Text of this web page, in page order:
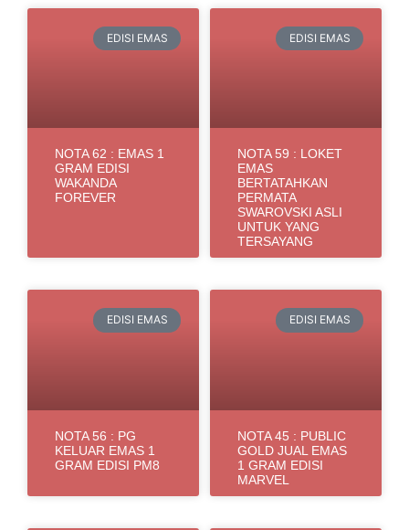
EDISI EMAS
NOTA 62 : EMAS 1
GRAM EDISI
WAKANDA
FOREVER
EDISI EMAS
NOTA 59 : LOKET
EMAS
BERTATAHKAN
PERMATA
SWAROVSKI ASLI
UNTUK YANG
TERSAYANG
EDISI EMAS
NOTA 56 : PG
KELUAR EMAS 1
GRAM EDISI PM8
EDISI EMAS
NOTA 45 : PUBLIC
GOLD JUAL EMAS
1 GRAM EDISI
MARVEL